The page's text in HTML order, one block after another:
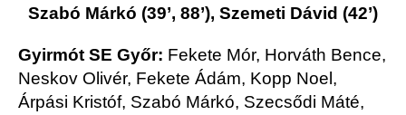
Szabó Márkó (39’, 88’), Szemeti Dávid (42’)
Gyirmót SE Győr: Fekete Mór, Horváth Bence,
Neskov Olivér, Fekete Ádám, Kopp Noel,
Árpási Kristóf, Szabó Márkó, Szecsődi Máté,